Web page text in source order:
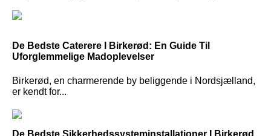
De Bedste Caterere I Birkerød: En Guide Til
Uforglemmelige Madoplevelser
Birkerød, en charmerende by beliggende i Nordsjælland,
er kendt for...
De Bedste Sikkerhedssysteminstallationer I Birkerød